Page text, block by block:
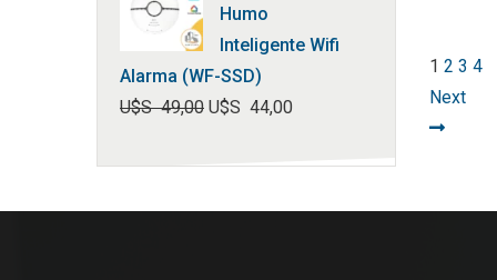
Humo
Inteligente Wifi
Alarma (WF-SSD)
U$S49,00
precio
U$S 44,00
precio
1 2 3 4
Next